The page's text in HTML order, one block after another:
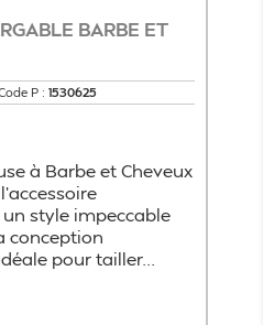
BARBE ET
P : 1530625
à Barbe et Cheveux
style impeccable
conception
pour tailler...